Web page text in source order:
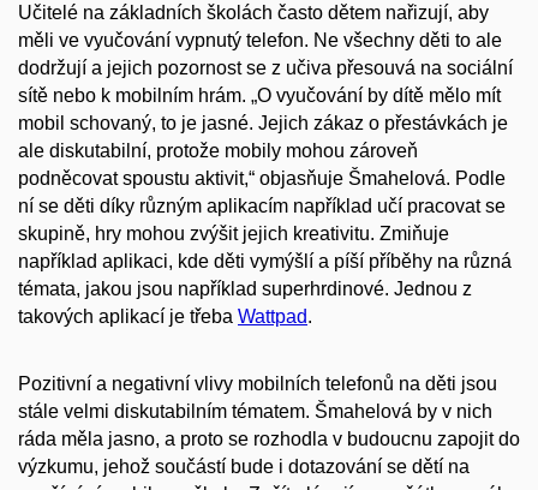
Učitelé na základních školách často dětem nařizují, aby
měli ve vyučování vypnutý telefon. Ne všechny děti to ale
dodržují a jejich pozornost se z učiva přesouvá na sociální
sítě nebo k mobilním hrám. „O vyučování by dítě mělo mít
mobil schovaný, to je jasné. Jejich zákaz o přestávkách je
ale diskutabilní, protože mobily mohou zároveň
podněcovat spoustu aktivit,“ objasňuje Šmahelová. Podle
ní se děti díky různým aplikacím například učí pracovat se
skupině, hry mohou zvýšit jejich kreativitu. Zmiňuje
například aplikaci, kde děti vymýšlí a píší příběhy na různá
témata, jakou jsou například superhrdinové. Jednou z
takových aplikací je třeba Wattpad.
Pozitivní a negativní vlivy mobilních telefonů na děti jsou
stále velmi diskutabilním tématem. Šmahelová by v nich
ráda měla jasno, a proto se rozhodla v budoucnu zapojit do
výzkumu, jehož součástí bude i dotazování se dětí na